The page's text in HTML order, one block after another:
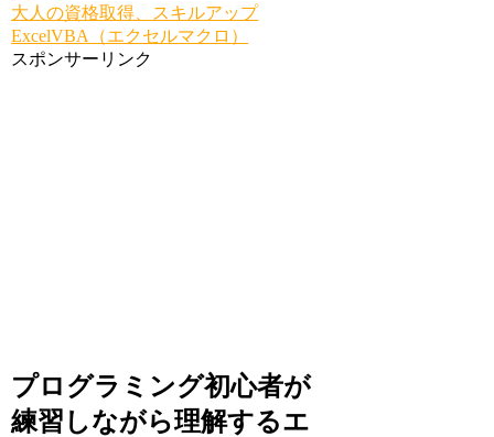
大人の資格取得、スキルアップ
ExcelVBA（エクセルマクロ）
スポンサーリンク
プログラミング初心者が
練習しながら理解するエ